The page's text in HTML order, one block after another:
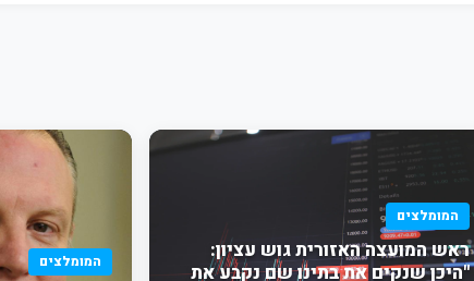
המומלצים
ראש המועצה האזורית גוש עציון:
"היכן שנקים את בתינו שם נקבע את
המומלצים